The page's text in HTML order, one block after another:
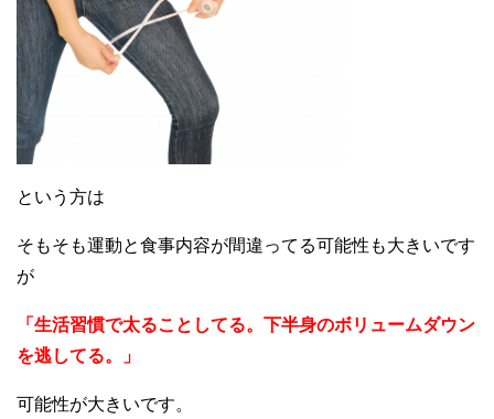
という方は
そもそも運動と食事内容が間違ってる可能性も大きいです
が
「生活習慣で太ることしてる。下半身のボリュームダウン
を逃してる。」
可能性が大きいです。